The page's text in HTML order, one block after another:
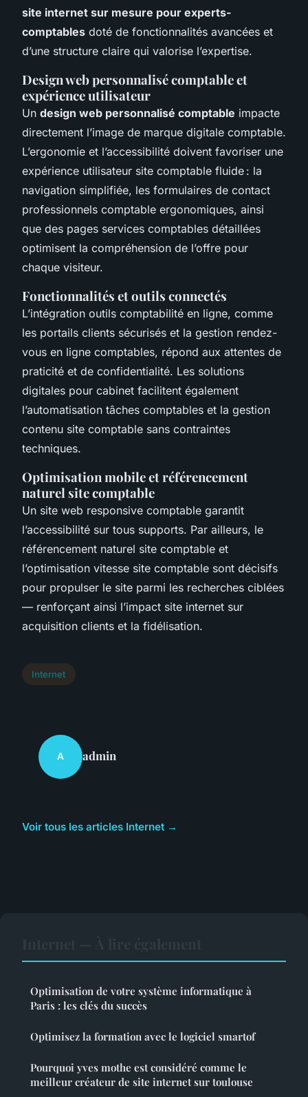
site internet sur mesure pour experts-
comptables doté de fonctionnalités avancées et
d’une structure claire qui valorise l’expertise.
Design web personnalisé comptable et
expérience utilisateur
Un design web personnalisé comptable impacte
directement l’image de marque digitale comptable.
L’ergonomie et l’accessibilité doivent favoriser une
expérience utilisateur site comptable fluide : la
navigation simplifiée, les formulaires de contact
professionnels comptable ergonomiques, ainsi
que des pages services comptables détaillées
optimisent la compréhension de l’offre pour
chaque visiteur.
Fonctionnalités et outils connectés
L’intégration outils comptabilité en ligne, comme
les portails clients sécurisés et la gestion rendez-
vous en ligne comptables, répond aux attentes de
praticité et de confidentialité. Les solutions
digitales pour cabinet facilitent également
l’automatisation tâches comptables et la gestion
contenu site comptable sans contraintes
techniques.
Optimisation mobile et référencement
naturel site comptable
Un site web responsive comptable garantit
l’accessibilité sur tous supports. Par ailleurs, le
référencement naturel site comptable et
l’optimisation vitesse site comptable sont décisifs
pour propulser le site parmi les recherches ciblées
— renforçant ainsi l’impact site internet sur
acquisition clients et la fidélisation.
Internet
A admin
Voir tous les articles Internet →
Optimisation de votre système informatique à
Paris : les clés du succès
Optimisez la formation avec le logiciel smartof
Pourquoi yves mothe est considéré comme le
meilleur créateur de site internet sur toulouse